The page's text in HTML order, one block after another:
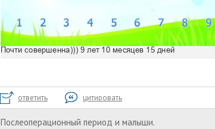
ответить цитировать
Послеоперационный период и малыши.